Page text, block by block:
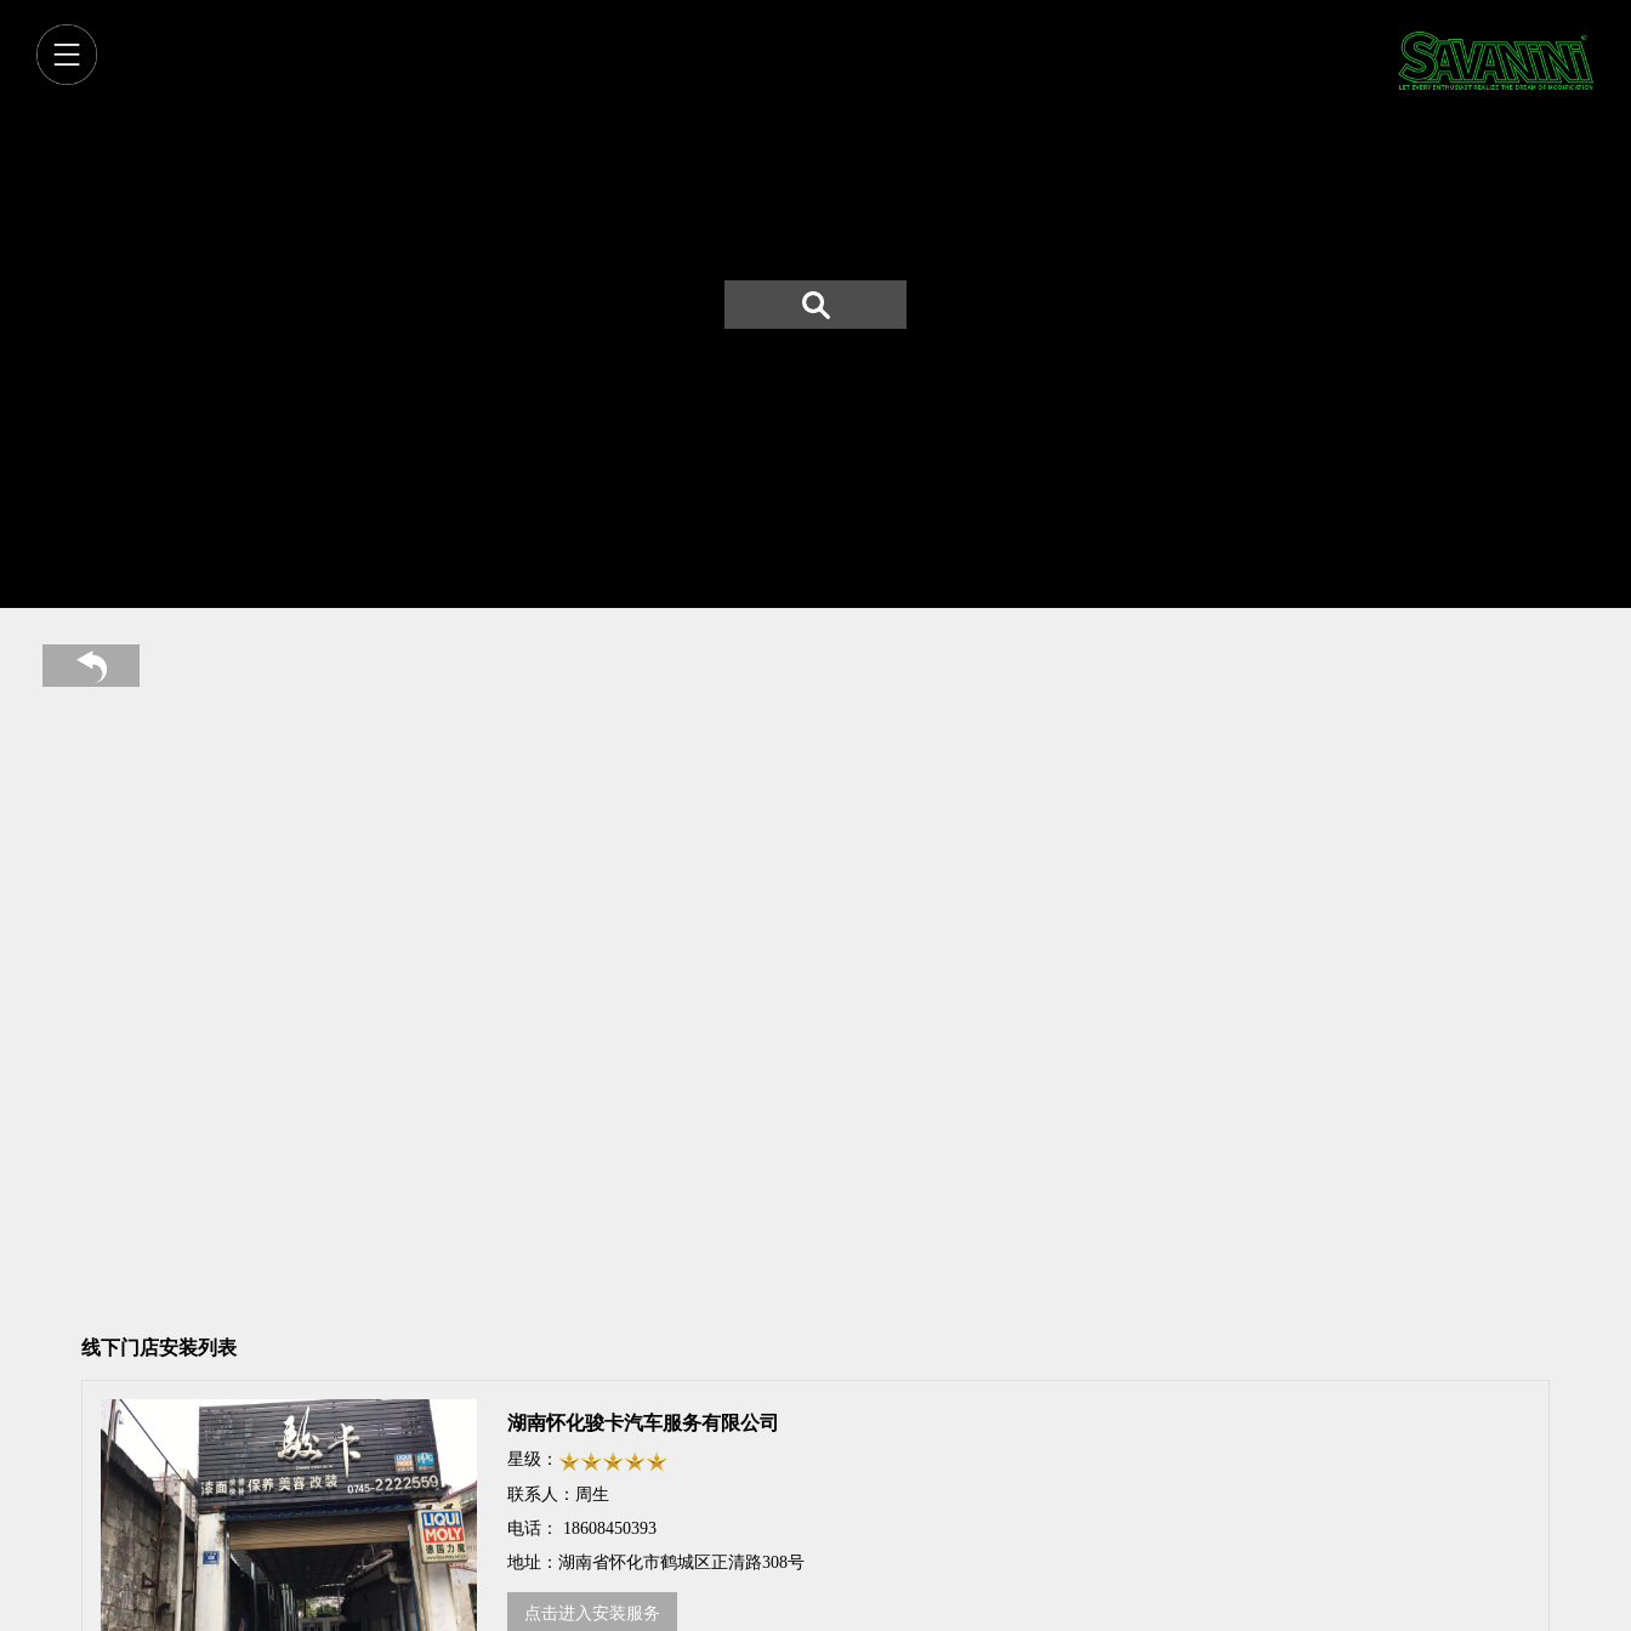
线下门店安装列表
湖南怀化骏卡汽车服务有限公司
星级：
联系人： 周生
电话：
18608450393
地址：湖南省怀化市鹤城区正清路308号
点击进入安装服务